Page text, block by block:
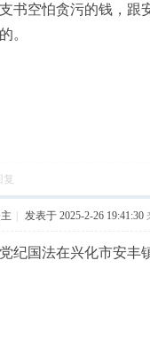
书空怕贪污的钱，跟
。
复
发表于 2025-2-26 19:41:30
纪国法在兴化市安丰